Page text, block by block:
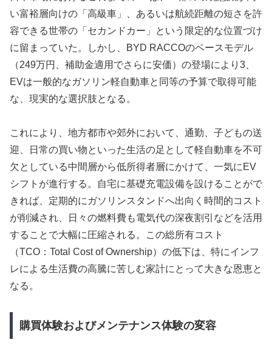
い富裕層向けの「高級車」、あるいは航続距離の短さを許
容できる世帯の「セカンドカー」という限定的な位置づけ
に留まっていた。しかし、BYD RACCOのベースモデル
（249万円、補助金適用でさらに安価）の登場により3、
EVは一般的なガソリン軽自動車と同等の予算で取得可能
な、現実的な選択肢となる。
これにより、地方都市や郊外において、通勤、子どもの送
迎、日常の買い物といった生活の足として軽自動車を不可
欠としている中間層から低所得者層にかけて、一気にEV
シフトが進行する。自宅に基礎充電設備を設けることがで
きれば、定期的にガソリンスタンドへ出向く時間的コスト
が削減され、日々の燃料費も電気代の深夜割引などを活用
することで大幅に圧縮される。この総所有コスト
（TCO：Total Cost of Ownership）の低下は、特にインフ
レによる生活費の高騰に苦しむ家計にとって大きな恩恵と
なる。
購買体験およびメンテナンス体験の変容